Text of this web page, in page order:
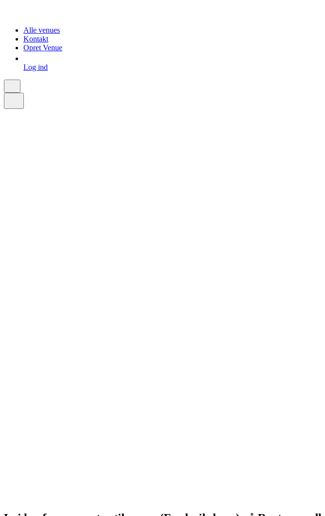
Alle venues
Kontakt
Opret Venue
Log ind